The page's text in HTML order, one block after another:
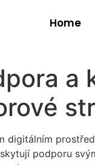
Home
a
digitálním
podporu